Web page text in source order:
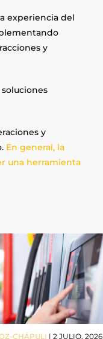
experiencia del
y
y
En general, la
una herramienta
CHÁPULI | 2 JULIO, 2026